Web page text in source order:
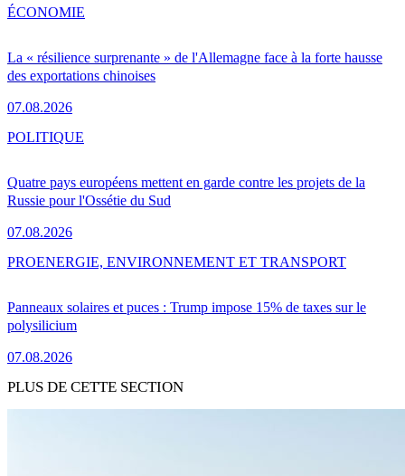
La « résilience surprenante » de l'Allemagne face à la forte hausse
des exportations chinoises
07.08.2026
ÉCONOMIE
Quatre pays européens mettent en garde contre les projets de la
Russie pour l'Ossétie du Sud
07.08.2026
POLITIQUE
Panneaux solaires et puces : Trump impose 15% de taxes sur le
polysilicium
07.08.2026
PROENERGIE, ENVIRONNEMENT ET TRANSPORT
PLUS DE CETTE SECTION